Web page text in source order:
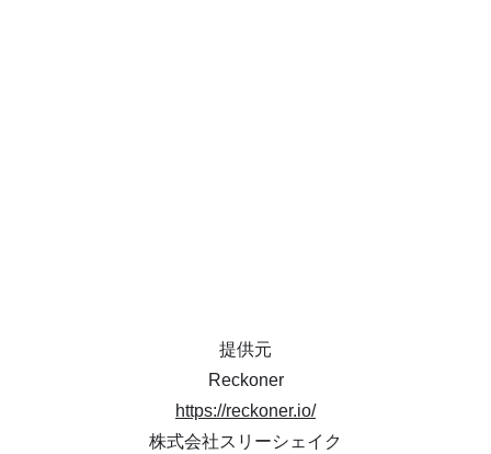
提供元
Reckoner
https://reckoner.io/
株式会社スリーシェイク